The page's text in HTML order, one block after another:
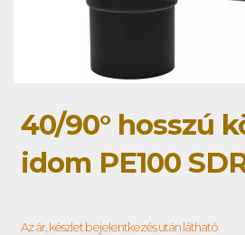
40/90° hosszú
idom PE100
Az ár, készlet bejelentkezés után látható